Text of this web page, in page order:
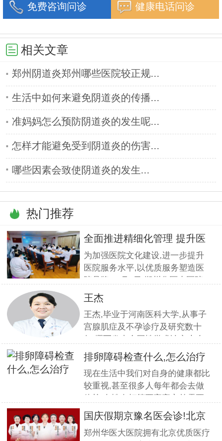
免费咨询问诊 健康电话问诊
相关文章
郑州阴道炎郑州哪些医院较正规...
生活中如何来避免阴道炎的传播...
准妈妈怎么预防阴道炎的发生呢...
怎样才能避免受到阴道炎的伤害...
哪些因素会致使阴道炎的发生...
热门推荐
全面推进精细化管理 提升医
疗服
为加强医院文化建设,进一步提升
医院服务水平,以优质服务塑造医
院品牌,11月5日,郑州华医大医院
组织全员开展优质服务提升培训.
本期培训邀请到职业素养与服务设
计专家
王杰
王杰,毕业于河南医科大学,从事子
宫腺肌症及不孕诊疗及研究数十
年,撰写发表全国性学术论文十余
篇.对宫、腹腔镜等微创高科技技
术诊治子宫腺肌症、石女、子宫肌
瘤、女性不孕等妇科疑难杂症有一
套成熟完整的方案,深得患者好评!
排卵障碍检查什么,怎么治疗
现在生活中我们对自身的健康都比
较重视,甚至很多人每年都会去做
到医院做孕前检查,这样才能更好
的保证怀孕的诊疗率.有患者想了
解排卵障碍检查什么?怎么治疗?我
国庆假期京豫名医会诊!北京
不孕
郑州华医大医院拥有北京优质医疗